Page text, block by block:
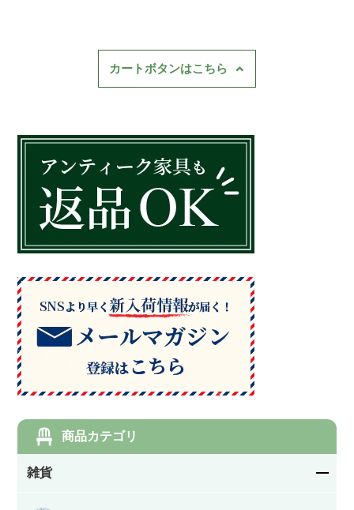
カートボタンはこちら
商品カテゴリ
雑貨